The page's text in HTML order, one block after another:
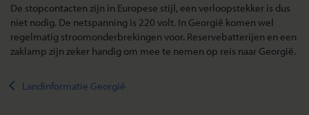
De stopcontacten zijn in Europese stijl, een verloopstekker is dus
niet nodig. De netspanning is 220 volt. In Georgië komen wel
regelmatig stroomonderbrekingen voor. Reservebatterijen en een
zaklamp zijn zeker handig om mee te nemen op reis naar Georgië.
Landinformatie Georgië